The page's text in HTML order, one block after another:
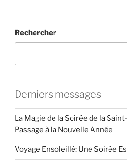
Rechercher
Derniers messages
La Magie de la Soirée de la
Passage à la Nouvelle Année
Voyage Ensoleillé: Une Soirée